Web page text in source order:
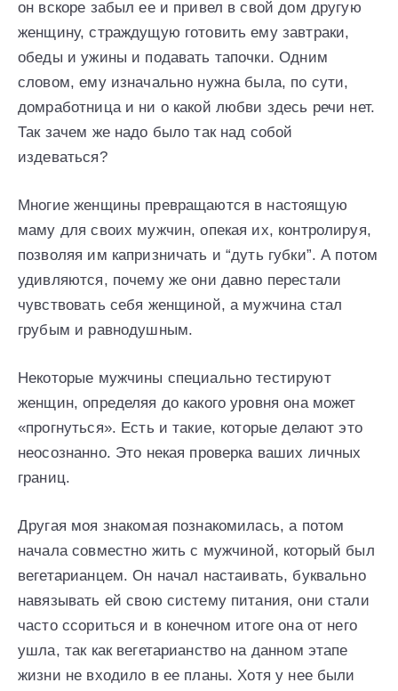
он вскоре забыл ее и привел в свой дом другую
женщину, страждущую готовить ему завтраки,
обеды и ужины и подавать тапочки. Одним
словом, ему изначально нужна была, по сути,
домработница и ни о какой любви здесь речи нет.
Так зачем же надо было так над собой
издеваться?
Многие женщины превращаются в настоящую
маму для своих мужчин, опекая их, контролируя,
позволяя им капризничать и “дуть губки”. А потом
удивляются, почему же они давно перестали
чувствовать себя женщиной, а мужчина стал
грубым и равнодушным.
Некоторые мужчины специально тестируют
женщин, определяя до какого уровня она может
«прогнуться». Есть и такие, которые делают это
неосознанно. Это некая проверка ваших личных
границ.
Другая моя знакомая познакомилась, а потом
начала совместно жить с мужчиной, который был
вегетарианцем. Он начал настаивать, буквально
навязывать ей свою систему питания, они стали
часто ссориться и в конечном итоге она от него
ушла, так как вегетарианство на данном этапе
жизни не входило в ее планы. Хотя у нее были